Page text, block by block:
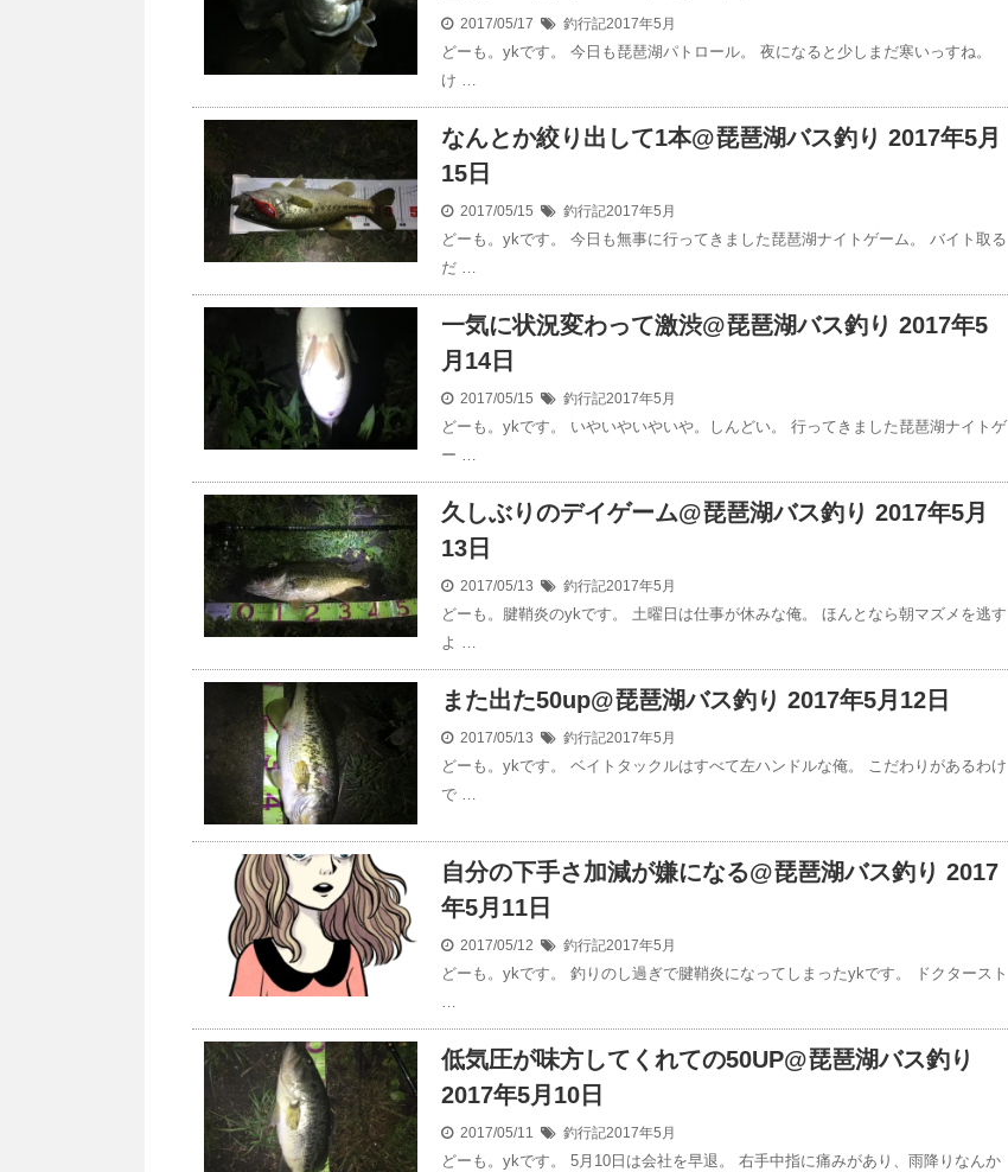
2017/05/17 釣行記2017年5月
どーも。ykです。 今日も琵琶湖パトロール。 夜になると少しまだ寒いっすね。
け …
なんとか絞り出して1本@琵琶湖バス釣り 2017年5月
15日
2017/05/15 釣行記2017年5月
どーも。ykです。 今日も無事に行ってきました琵琶湖ナイトゲーム。 バイト取る
だ …
一気に状況変わって激渋@琵琶湖バス釣り 2017年5
月14日
2017/05/15 釣行記2017年5月
どーも。ykです。 いやいやいやいや。しんどい。 行ってきました琵琶湖ナイトゲ
ー …
久しぶりのデイゲーム@琵琶湖バス釣り 2017年5月
13日
2017/05/13 釣行記2017年5月
どーも。腱鞘炎のykです。 土曜日は仕事が休みな俺。 ほんとなら朝マズメを逃す
よ …
また出た50up@琵琶湖バス釣り 2017年5月12日
2017/05/13 釣行記2017年5月
どーも。ykです。 ベイトタックルはすべて左ハンドルな俺。 こだわりがあるわけ
で …
自分の下手さ加減が嫌になる@琵琶湖バス釣り 2017
年5月11日
2017/05/12 釣行記2017年5月
どーも。ykです。 釣りのし過ぎで腱鞘炎になってしまったykです。 ドクタースト
…
低気圧が味方してくれての50UP@琵琶湖バス釣り
2017年5月10日
2017/05/11 釣行記2017年5月
どーも。ykです。 5月10日は会社を早退。 右手中指に痛みがあり、雨降りなんか